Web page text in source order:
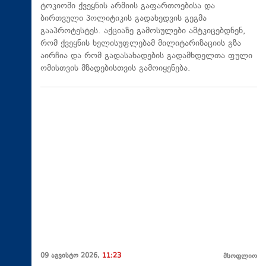
ტოკიოში ქვეყნის არმიის გაფართოებისა და
ბირთვული პოლიტიკის გადახედვის გეგმა
გააპროტესტეს. აქციაზე გამოსულები ამტკიცებდნენ,
რომ ქვეყნის ხელისუფლებამ მილიტარიზაციის გზა
აირჩია და რომ გადასახადების გადამხდელთა ფული
ომისთვის მზადებისთვის გამოიყენება.
09 აგვისტო 2026, 11:23 მსოფლიო